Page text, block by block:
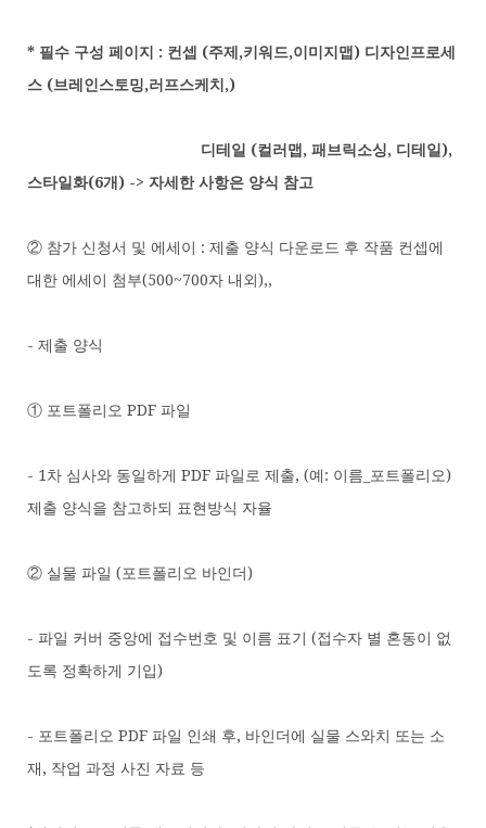
* 필수 구성 페이지 : 컨셉 (주제,키워드,이미지맵) 디자인프로세
스 (브레인스토밍,러프스케치,)
디테일 (컬러맵, 패브릭소싱, 디테일),
스타일화(6개) -> 자세한 사항은 양식 참고
② 참가 신청서 및 에세이 : 제출 양식 다운로드 후 작품 컨셉에
대한 에세이 첨부(500~700자 내외),,
- 제출 양식
① 포트폴리오 PDF 파일
- 1차 심사와 동일하게 PDF 파일로 제출, (예: 이름_포트폴리오)
제출 양식을 참고하되 표현방식 자율
② 실물 파일 (포트폴리오 바인더)
- 파일 커버 중앙에 접수번호 및 이름 표기 (접수자 별 혼동이 없
도록 정확하게 기입)
- 포트폴리오 PDF 파일 인쇄 후, 바인더에 실물 스와치 또는 소
재, 작업 과정 사진 자료 등